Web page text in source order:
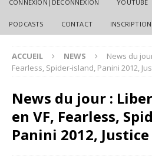
CONNEXION|DECONNEXION YOUTUBE
PODCASTS CONTACT INSCRIPTION
ACCUEIL NEWS
News du
Fearless, Spider-island, Panini 2012,
News du jour :
en VF, Fearless,
Panini 2012,